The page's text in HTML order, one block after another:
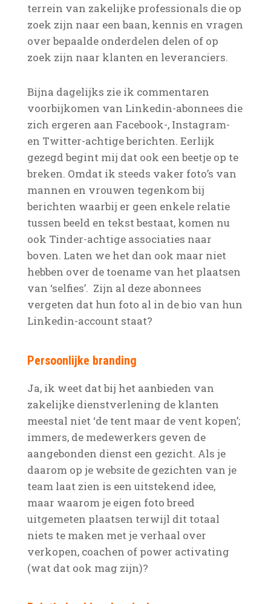
terrein van zakelijke professionals die op
zoek zijn naar een baan, kennis en vragen
over bepaalde onderdelen delen of op
zoek zijn naar klanten en leveranciers.
Bijna dagelijks zie ik commentaren
voorbijkomen van Linkedin-abonnees die
zich ergeren aan Facebook-, Instagram-
en Twitter-achtige berichten. Eerlijk
gezegd begint mij dat ook een beetje op te
breken. Omdat ik steeds vaker foto’s van
mannen en vrouwen tegenkom bij
berichten waarbij er geen enkele relatie
tussen beeld en tekst bestaat, komen nu
ook Tinder-achtige associaties naar
boven. Laten we het dan ook maar niet
hebben over de toename van het plaatsen
van ‘selfies’. Zijn al deze abonnees
vergeten dat hun foto al in de bio van hun
Linkedin-account staat?
Persoonlijke branding
Ja, ik weet dat bij het aanbieden van
zakelijke dienstverlening de klanten
meestal niet ‘de tent maar de vent kopen’;
immers, de medewerkers geven de
aangebonden dienst een gezicht. Als je
daarom op je website de gezichten van je
team laat zien is een uitstekend idee,
maar waarom je eigen foto breed
uitgemeten plaatsen terwijl dit totaal
niets te maken met je verhaal over
verkopen, coachen of power activating
(wat dat ook mag zijn)?